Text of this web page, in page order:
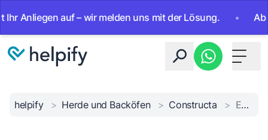
auf – wir melden uns mit der Lösung. • Ab
Toggle
helpify > Herde und Backöfen > Constructa > ER2 Ofen Störung